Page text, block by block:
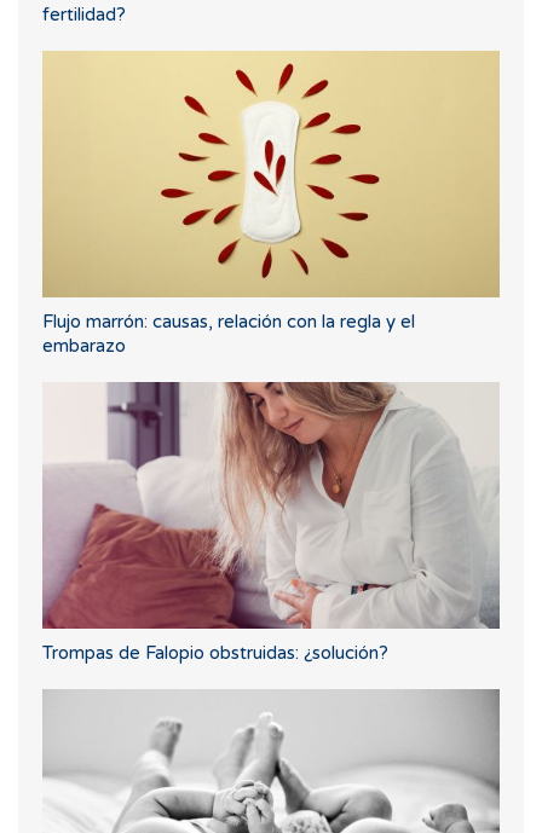
fertilidad?
Flujo marrón: causas, relación con la regla y el
embarazo
Trompas de Falopio obstruidas: ¿solución?